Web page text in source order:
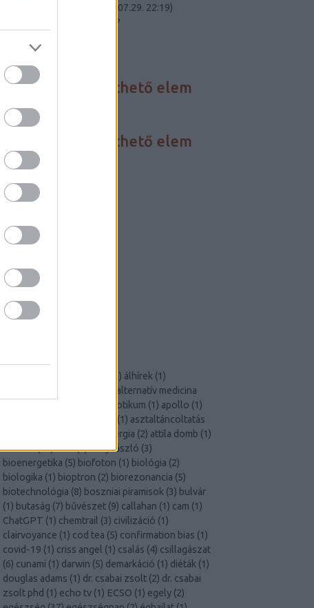
2023.07.29. 22:19)
Összeomlik a civilizációnk?
HÍREINK
Nincs megjeleníthető elem
FÓRUM
Nincs megjeleníthető elem
Critical Biomass
LINKEK
Darwin-nap
Szabadgondolkodó
Szkeptikus Társaság
) álhírek (1)
alternatív medicina
antibiotikum (1) apollo (1)
(1) asztaltáncoltatás
atomenergia (2) attila domb (1)
átverés(14)aura(2)béky lászló (3)
bioenergetika (5) biofoton (1) biológia (2)
biologika (1) bioptron (2) biorezonancia (5)
biotechnológia (8) boszniai piramisok (3) bulvár
(1) butaság (7) bűvészet (9) callahan (1) cam (1)
ChatGPT (1) chemtrail (3) civilizáció (1)
clairvoyance (1) cod tea (5) confirmation bias (1)
covid-19 (1) criss angel (1) csalás (4) csillagászat
(6) cunami (1) darwin (5) demarkáció (1) diéták (1)
douglas adams (1) dr. csabai zsolt (2) dr. csabai
zsolt phd (1) echo tv (1) ECSO (1) egely (2)